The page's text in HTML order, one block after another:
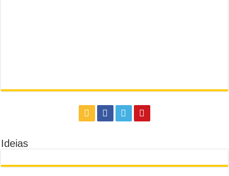
Ideias